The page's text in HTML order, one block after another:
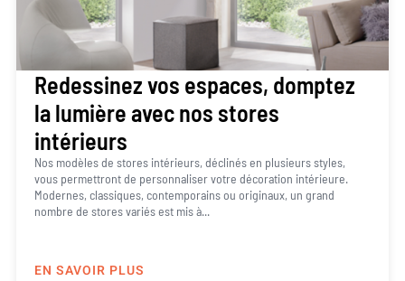
Redessinez vos espaces, domptez
la lumière avec nos stores
intérieurs
Nos modèles de stores intérieurs, déclinés en plusieurs styles,
vous permettront de personnaliser votre décoration intérieure.
Modernes, classiques, contemporains ou originaux, un grand
nombre de stores variés est mis à...
EN SAVOIR PLUS